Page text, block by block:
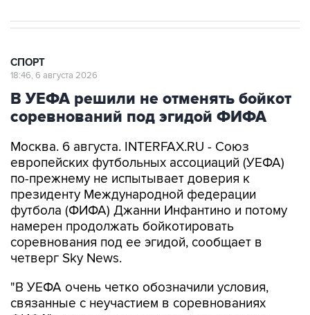
СПОРТ
18:46, 6 августа 2026
В УЕФА решили не отменять бойкот
соревнований под эгидой ФИФА
Москва. 6 августа. INTERFAX.RU - Союз
европейских футбольных ассоциаций (УЕФА)
по-прежнему не испытывает доверия к
президенту Международной федерации
футбола (ФИФА) Джанни Инфантино и потому
намерен продолжать бойкотировать
соревнования под ее эгидой, сообщает в
четверг Sky News.
"В УЕФА очень четко обозначили условия,
связанные с неучастием в соревнованиях